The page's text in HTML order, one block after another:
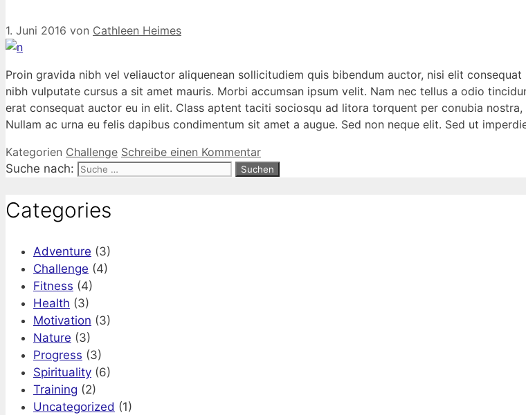
1. Juni 2016 von Cathleen Heimes
Proin gravida nibh vel veliauctor aliquenean sollicitudiem quis bibendum auctor, nisi elit
nibh vulputate cursus a sit amet mauris. Morbi accumsan ipsum velit. Nam nec tellus a odio
erat consequat auctor eu in elit. Class aptent taciti sociosqu ad litora torquent per conubia
Nullam ac urna eu felis dapibus condimentum sit amet a augue. Sed non neque elit. Sed ut
Kategorien Challenge Schreibe einen Kommentar
Suche nach:
Categories
Adventure (3)
Challenge (4)
Fitness (4)
Health (3)
Motivation (3)
Nature (3)
Progress (3)
Spirituality (6)
Training (2)
Uncategorized (1)